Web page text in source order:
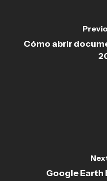
Cómo abrir
Google Earth